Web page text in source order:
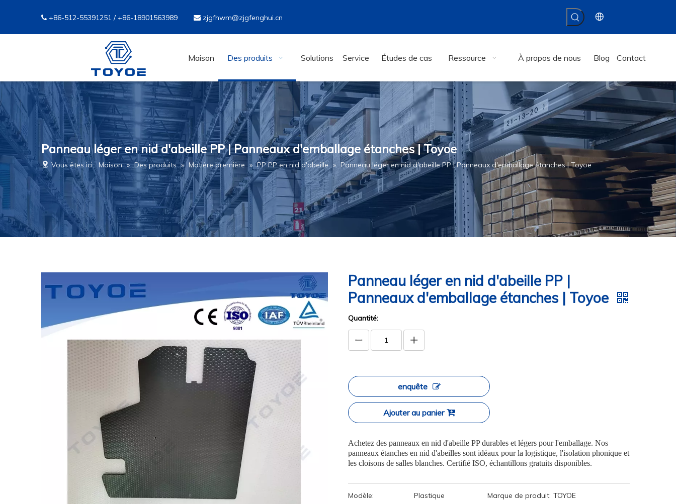
 +86-512-55391251 / +86-18901563989  zjgfhwm@zjgfenghui.cn
Maison Des produits Solutions Service Études de cas Ressource À propos de nous Blog Contact
Panneau léger en nid d'abeille PP | Panneaux d'emballage étanches | Toyoe
Vous êtes ici: Maison » Des produits » Matière première » PP PP en nid d'abeille » Panneau léger en nid d'abeille PP | Panneaux d'emballage étanches | Toyoe
Panneau léger en nid d'abeille PP |
Panneaux d'emballage étanches | Toyoe
Quantité:
enquête
Ajouter au panier
Achetez des panneaux en nid d'abeille PP durables et légers pour l'emballage. Nos
panneaux étanches en nid d'abeilles sont idéaux pour la logistique, l'isolation phonique et
les cloisons de salles blanches. Certifié ISO, échantillons gratuits disponibles.
Modèle: Plastique Marque de produit: TOYOE